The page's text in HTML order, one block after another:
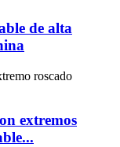
de alta
extremos